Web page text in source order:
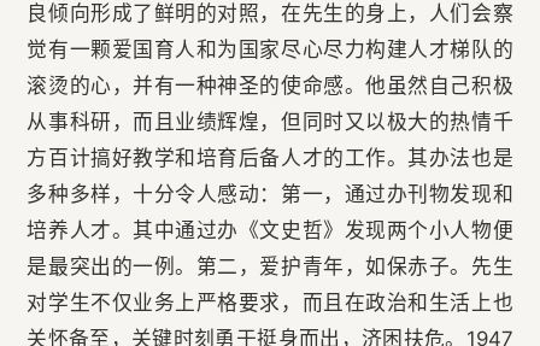
良倾向形成了鲜明的对照，在先生的身上，人们会察
觉有一颗爱国育人和为国家尽心尽力构建人才梯队的
滚烫的心，并有一种神圣的使命感。他虽然自己积极
从事科研，而且业绩辉煌，但同时又以极大的热情千
方百计搞好教学和培育后备人才的工作。其办法也是
多种多样，十分令人感动：第一，通过办刊物发现和
培养人才。其中通过办《文史哲》发现两个小人物便
是最突出的一例。第二，爱护青年，如保赤子。先生
对学生不仅业务上严格要求，而且在政治和生活上也
关怀备至，关键时刻勇于挺身而出，济困扶危。1947